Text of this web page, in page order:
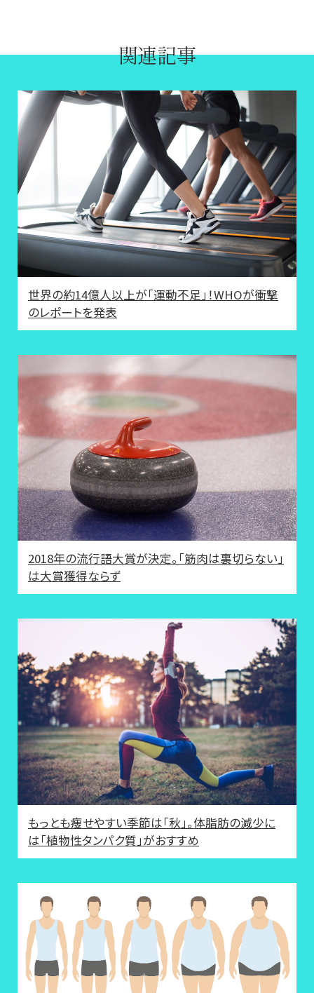
関連記事
世界の約14億人以上が「運動不足」！WHOが衝撃
のレポートを発表
2018年の流行語大賞が決定。「筋肉は裏切らない」
は大賞獲得ならず
もっとも痩せやすい季節は「秋」。体脂肪の減少に
は「植物性タンパク質」がおすすめ